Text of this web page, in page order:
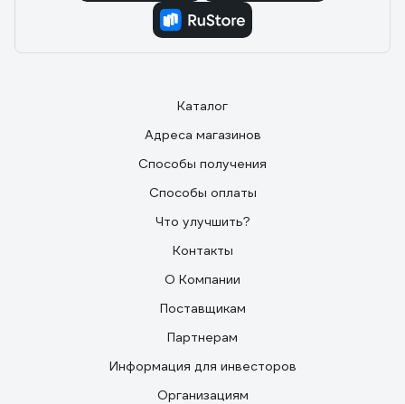
Каталог
Адреса магазинов
Способы получения
Способы оплаты
Что улучшить?
Контакты
О Компании
Поставщикам
Партнерам
Информация для инвесторов
Организациям